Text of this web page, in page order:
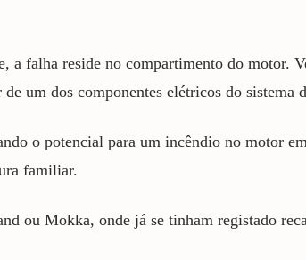
a falha reside no compartimento do motor.
um dos componentes elétricos do sistema
o potencial para um incêndio no motor
familiar.
ou Mokka, onde já se tinham registado